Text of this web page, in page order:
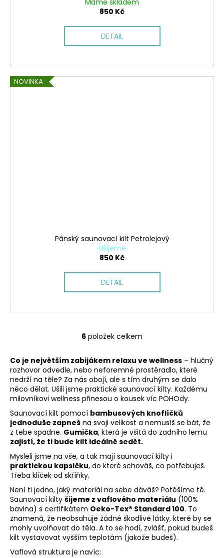
850 Kč
DETAIL
NOVINKA
Pánský saunovací kilt Petrolejový
Ušijeme
850 Kč
DETAIL
O
l
á
d
a
í
p
r
v
k
v
ý
p
i
s
u
6 položek celkem
Co je největším zabijákem relaxu ve wellness – hlučný
rozhovor odvedle, nebo neforemné prostěradlo, které
nedrží na těle? Za nás obojí, ale s tím druhým se dalo
něco dělat. Ušili jsme praktické saunovací kilty. Každému
milovníkovi wellness přinesou o kousek víc POHOdy.
Saunovací kilt pomocí bambusových knoflíčků
jednoduše zapneš na svoji velikost a nemusíš se bát, že
z tebe spadne. Gumička, která je všitá do zadního lemu
zajistí, že ti bude kilt ideálně sedět.
Mysleli jsme na vše, a tak mají saunovací kilty i
praktickou kapsičku, do které schováš, co potřebuješ.
Třeba klíček od skříňky.
Není ti jedno, jaký materiál na sebe dáváš? Potěšíme tě.
Saunovací kilty šijeme z vaflového materiálu (100%
bavlna) s certifikátem Oeko-Tex® Standard 100. To
znamená, že neobsahuje žádné škodlivé látky, které by se
mohly uvolňovat do těla. A to se hodí, zvlášť, pokud budeš
kilt vystavovat vyšším teplotám (jakože budeš).
Vaflová struktura je navíc: